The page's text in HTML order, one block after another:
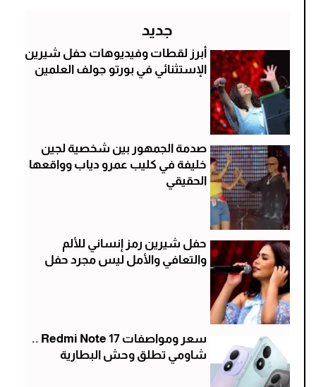
جديد
أبرز لقطات وفيديوهات حفل شيرين
الإستثنائي في بورتو جولف العلمين
صدمة الجمهور بين شخصية لجين
خليفة في كليب عمرو دياب وواقعها
الحقيقي
حفل شيرين رمز إنساني للألم
والتعافي والأمل ليس مجرد حفل
سعر ومواصفات Redmi Note 17 ..
شاومي تطلق وحش البطارية